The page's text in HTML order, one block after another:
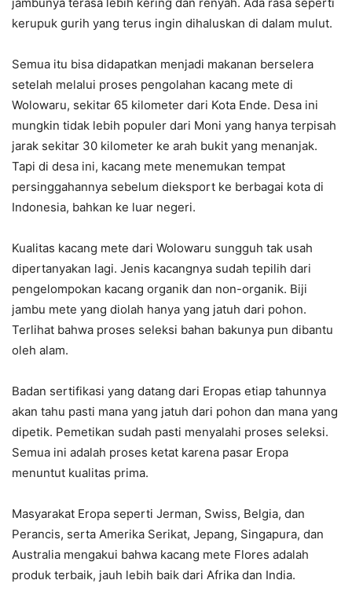
kerupuk gurih yang terus ingin dihaluskan di dalam mulut.
Semua itu bisa didapatkan menjadi makanan berselera
setelah melalui proses pengolahan kacang mete di
Wolowaru, sekitar 65 kilometer dari Kota Ende. Desa ini
mungkin tidak lebih populer dari Moni yang hanya terpisah
jarak sekitar 30 kilometer ke arah bukit yang menanjak.
Tapi di desa ini, kacang mete menemukan tempat
persinggahannya sebelum dieksport ke berbagai kota di
Indonesia, bahkan ke luar negeri.
Kualitas kacang mete dari Wolowaru sungguh tak usah
dipertanyakan lagi. Jenis kacangnya sudah tepilih dari
pengelompokan kacang organik dan non-organik. Biji
jambu mete yang diolah hanya yang jatuh dari pohon.
Terlihat bahwa proses seleksi bahan bakunya pun dibantu
oleh alam.
Badan sertifikasi yang datang dari Eropas etiap tahunnya
akan tahu pasti mana yang jatuh dari pohon dan mana yang
dipetik. Pemetikan sudah pasti menyalahi proses seleksi.
Semua ini adalah proses ketat karena pasar Eropa
menuntut kualitas prima.
Masyarakat Eropa seperti Jerman, Swiss, Belgia, dan
Perancis, serta Amerika Serikat, Jepang, Singapura, dan
Australia mengakui bahwa kacang mete Flores adalah
produk terbaik, jauh lebih baik dari Afrika dan India.